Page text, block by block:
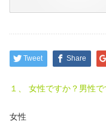
Tweet Share
１、 女性ですか？男性で
女性